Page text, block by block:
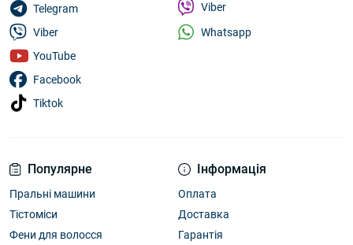
Популярне
Пральні машини
Тістоміси
Фени для волосся
Інформація
Оплата
Доставка
Гарантія
Telegram
Viber
YouTube
Facebook
Tiktok
Viber
Whatsapp